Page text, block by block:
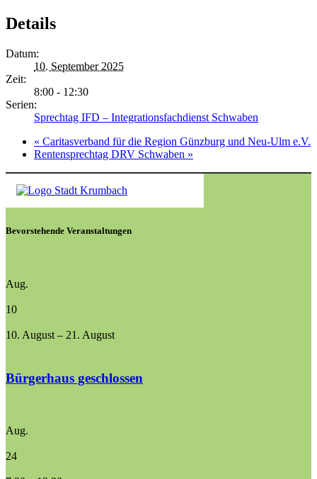
Details
Datum:
10. September 2025
Zeit:
8:00 - 12:30
Serien:
Sprechtag IFD – Integrationsfachdienst Schwaben
« Caritasverband für die Region Günzburg und Neu-Ulm e.V.
Rentensprechtag DRV Schwaben »
Bevorstehende Veranstaltungen
Aug.
10
10. August – 21. August
Bürgerhaus geschlossen
Aug.
24